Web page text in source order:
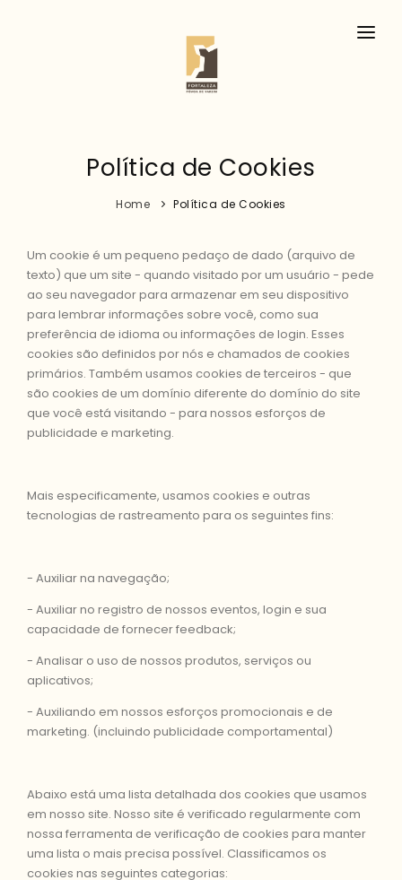
Política de Cookies
Home Política de Cookies
Um cookie é um pequeno pedaço de dado (arquivo de
texto) que um site - quando visitado por um usuário - pede
ao seu navegador para armazenar em seu dispositivo
para lembrar informações sobre você, como sua
preferência de idioma ou informações de login. Esses
cookies são definidos por nós e chamados de cookies
primários. Também usamos cookies de terceiros - que
são cookies de um domínio diferente do domínio do site
que você está visitando - para nossos esforços de
publicidade e marketing.
Mais especificamente, usamos cookies e outras
tecnologias de rastreamento para os seguintes fins:
- Auxiliar na navegação;
- Auxiliar no registro de nossos eventos, login e sua
capacidade de fornecer feedback;
- Analisar o uso de nossos produtos, serviços ou
aplicativos;
- Auxiliando em nossos esforços promocionais e de
marketing. (incluindo publicidade comportamental)
Abaixo está uma lista detalhada dos cookies que usamos
em nosso site. Nosso site é verificado regularmente com
nossa ferramenta de verificação de cookies para manter
uma lista o mais precisa possível. Classificamos os
cookies nas seguintes categorias: